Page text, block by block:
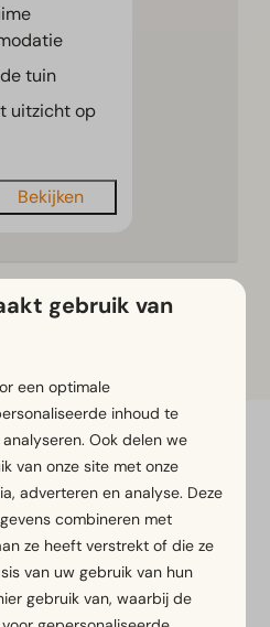
tuin
uitzicht op
Bekijken
vieren in
Dan wil je vooral één ding:
zonder elkaar in de weg te
verblijf je in ruime
gebruik van
een optimale
inhoud te
Ook delen we
van onze site met onze
adverteren en analyse. Deze
combineren met
ze heeft verstrekt of die ze
van uw gebruik van hun
gebruik van, waarbij de